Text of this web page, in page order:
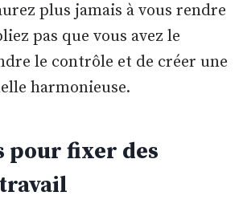
plus jamais à vous rendre
pas que vous avez le
le contrôle et de créer une
harmonieuse.
pour fixer des